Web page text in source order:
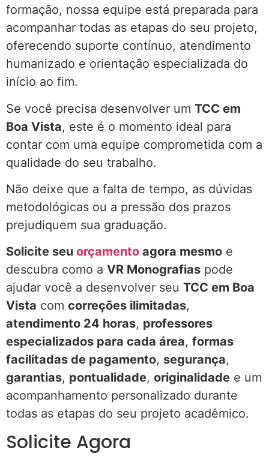
formação, nossa equipe está preparada para
acompanhar todas as etapas do seu projeto,
oferecendo suporte contínuo, atendimento
humanizado e orientação especializada do
início ao fim.
Se você precisa desenvolver um TCC em
Boa Vista, este é o momento ideal para
contar com uma equipe comprometida com a
qualidade do seu trabalho.
Não deixe que a falta de tempo, as dúvidas
metodológicas ou a pressão dos prazos
prejudiquem sua graduação.
Solicite seu orçamento agora mesmo e
descubra como a VR Monografias pode
ajudar você a desenvolver seu TCC em Boa
Vista com correções ilimitadas,
atendimento 24 horas, professores
especializados para cada área, formas
facilitadas de pagamento, segurança,
garantias, pontualidade, originalidade e um
acompanhamento personalizado durante
todas as etapas do seu projeto acadêmico.
Solicite Agora